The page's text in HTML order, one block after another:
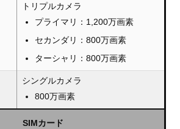
トリプルカメラ
プライマリ：1,200万画素
セカンダリ：800万画素
ターシャリ：800万画素
シングルカメラ
800万画素
SIMカード